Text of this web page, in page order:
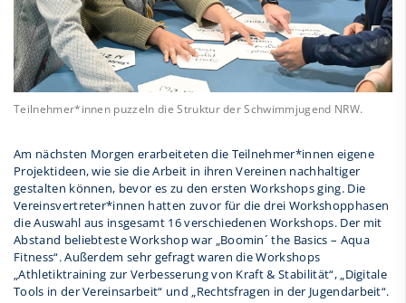
Teilnehmer*innen puzzeln die Struktur der Schwimmjugend NRW.
Am nächsten Morgen erarbeiteten die Teilnehmer*innen eigene
Projektideen, wie sie die Arbeit in ihren Vereinen nachhaltiger
gestalten können, bevor es zu den ersten Workshops ging. Die
Vereinsvertreter*innen hatten zuvor für die drei Workshopphasen
die Auswahl aus insgesamt 16 verschiedenen Workshops. Der mit
Abstand beliebteste Workshop war „Boomin´ the Basics – Aqua
Fitness“. Außerdem sehr gefragt waren die Workshops
„Athletiktraining zur Verbesserung von Kraft & Stabilität“, „Digitale
Tools in der Vereinsarbeit“ und „Rechtsfragen in der Jugendarbeit“.